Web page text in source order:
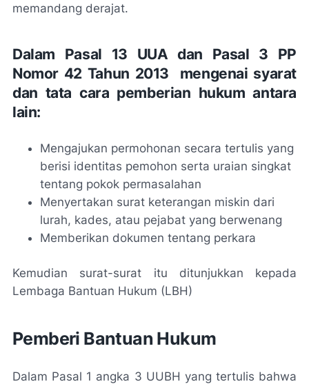
memandang derajat.
Dalam Pasal 13 UUA dan Pasal 3 PP
Nomor 42 Tahun 2013 mengenai syarat
dan tata cara pemberian hukum antara
lain:
Mengajukan permohonan secara tertulis yang
berisi identitas pemohon serta uraian singkat
tentang pokok permasalahan
Menyertakan surat keterangan miskin dari
lurah, kades, atau pejabat yang berwenang
Memberikan dokumen tentang perkara
Kemudian surat-surat itu ditunjukkan kepada
Lembaga Bantuan Hukum (LBH)
Pemberi Bantuan Hukum
Dalam Pasal 1 angka 3 UUBH yang tertulis bahwa